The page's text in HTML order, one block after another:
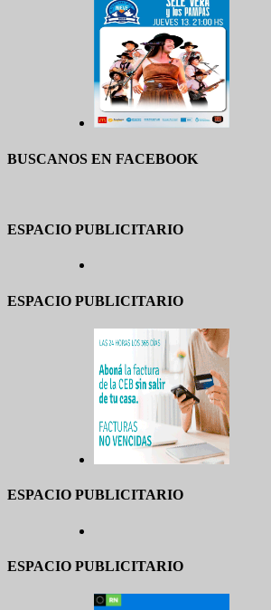
BUSCANOS EN FACEBOOK
ESPACIO PUBLICITARIO
ESPACIO PUBLICITARIO
ESPACIO PUBLICITARIO
ESPACIO PUBLICITARIO